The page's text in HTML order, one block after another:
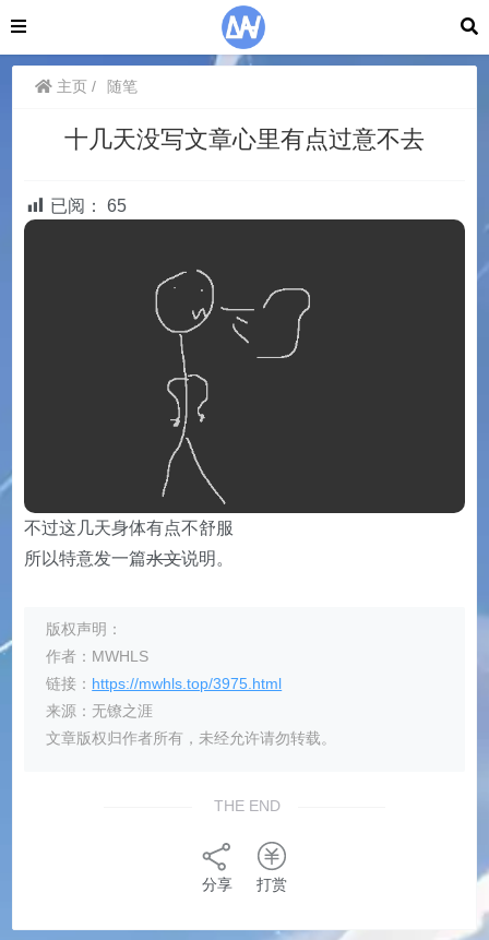
主页 随笔
十几天没写文章心里有点过意不去
已阅： 65
不过这几天身体有点不舒服
所以特意发一篇水文说明。
版权声明：
作者：MWHLS
链接： https://mwhls.top/3975.html
来源：无镣之涯
文章版权归作者所有，未经允许请勿转载。
THE END
分享 打赏